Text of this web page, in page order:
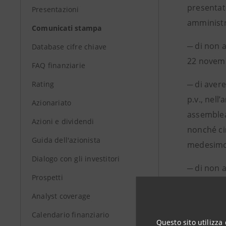
Questo sito utilizza
Presentazioni
Comunicati stampa
Database cifre chiave
FAQ finanziarie
Rating
Azionariato
Azioni e dividendi
Guida dell'azionista
Dialogo con gli investitori
Prospetti
Analyst coverage
Calendario finanziario
─ di non
22
─ di
p.v.,
nonché
─ di non
atterrà
Telco